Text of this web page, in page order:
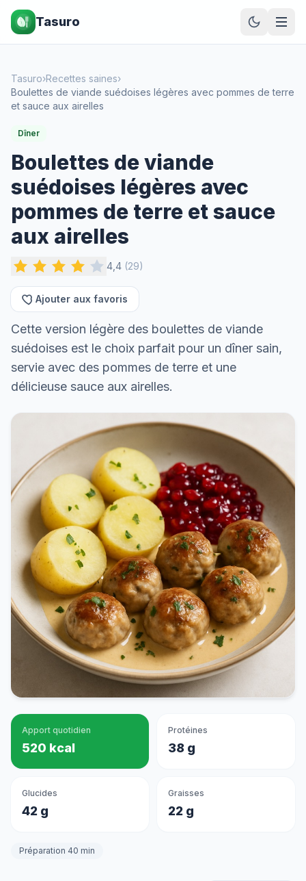
Tasuro
Tasuro›Recettes saines›
Boulettes de viande suédoises légères avec pommes de terre
et sauce aux airelles
Dîner
Boulettes de viande
suédoises légères avec
pommes de terre et sauce
aux airelles
4,4 (29)
Ajouter aux favoris
Cette version légère des boulettes de viande
suédoises est le choix parfait pour un dîner sain,
servie avec des pommes de terre et une
délicieuse sauce aux airelles.
Apport quotidien
520 kcal
Protéines
38 g
Glucides
42 g
Graisses
22 g
Préparation 40 min